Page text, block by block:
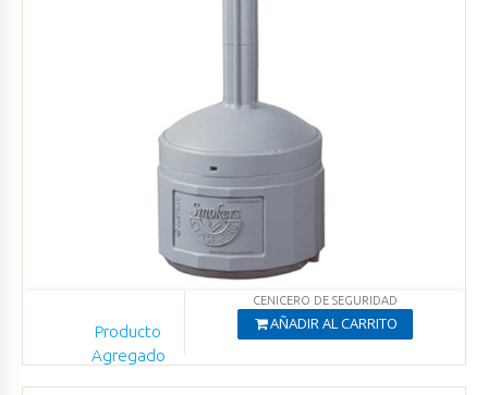
CENICERO DE SEGURIDAD
AÑADIR AL CARRITO
Producto
Agregado